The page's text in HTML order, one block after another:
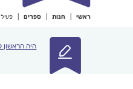
ראשי חנות ספרים
היה הראשון